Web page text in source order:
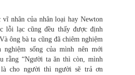
nhân của nhân loại hay Newton
lỗi lạc cũng đều thấy được định
ông bà ta cũng đã chiêm nghiệm
nghiệm sống của mình nên mới
rằng “Người ta ăn thì còn, mình
cho người thì người sẽ trả ơn